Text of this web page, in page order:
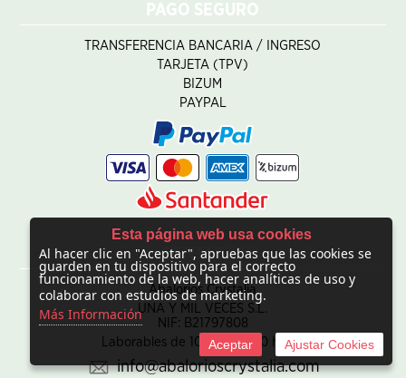
PAGO SEGURO
TRANSFERENCIA BANCARIA / INGRESO
TARJETA (TPV)
BIZUM
PAYPAL
CONTACTO
Abalorios Crystalia
UNA Y MIL VECES S.L.
NIF: B21797808
Laborables de 10:00 - 20:00 horas
info@abalorioscrystalia.com
Esta página web usa cookies
Al hacer clic en "Aceptar", apruebas que las cookies se
guarden en tu dispositivo para el correcto
funcionamiento de la web, hacer analíticas de uso y
colaborar con estudios de marketing.
Más Información
Aceptar Ajustar Cookies